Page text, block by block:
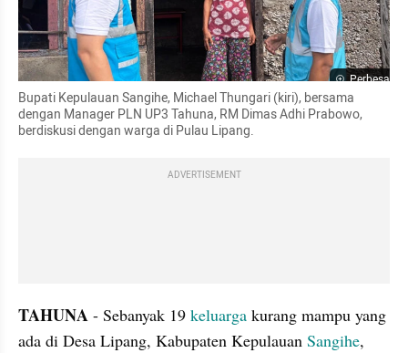
Perbesar
Bupati Kepulauan Sangihe, Michael Thungari (kiri), bersama
dengan Manager PLN UP3 Tahuna, RM Dimas Adhi Prabowo,
berdiskusi dengan warga di Pulau Lipang.
ADVERTISEMENT
TAHUNA - Sebanyak 19 keluarga kurang mampu yang
ada di Desa Lipang, Kabupaten Kepulauan Sangihe